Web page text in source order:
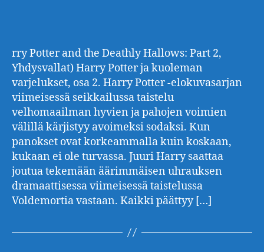
rry Potter and the Deathly Hallows: Part 2,
Yhdysvallat) Harry Potter ja kuoleman
varjelukset, osa 2. Harry Potter -elokuvasarjan
viimeisessä seikkailussa taistelu
velhomaailman hyvien ja pahojen voimien
välillä kärjistyy avoimeksi sodaksi. Kun
panokset ovat korkeammalla kuin koskaan,
kukaan ei ole turvassa. Juuri Harry saattaa
joutua tekemään äärimmäisen uhrauksen
dramaattisessa viimeisessä taistelussa
Voldemortia vastaan. Kaikki päättyy […]